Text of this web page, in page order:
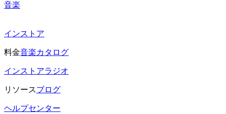
音楽
インストア
料金音楽カタログ
インストアラジオ
リソースブログ
ヘルプセンター